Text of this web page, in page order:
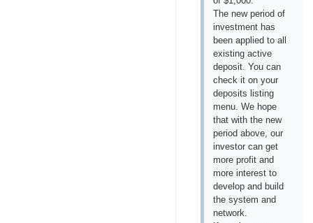
The new period of
investment has
been applied to all
existing active
deposit. You can
check it on your
deposits listing
menu. We hope
that with the new
period above, our
investor can get
more profit and
more interest to
develop and build
the system and
network.